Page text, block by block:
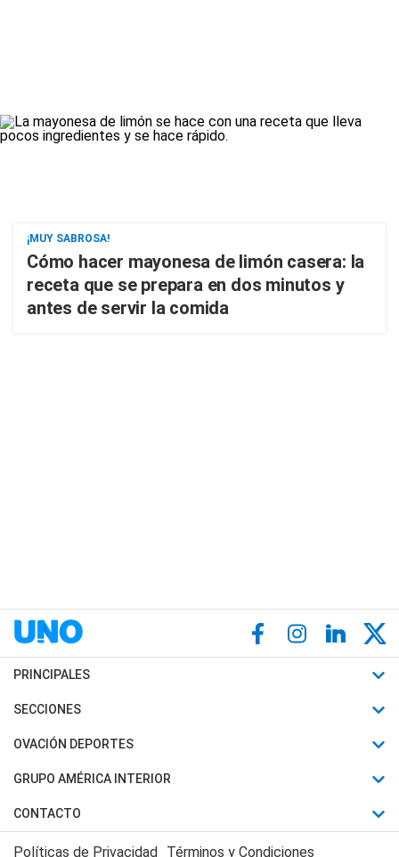
¡MUY SABROSA!
Cómo hacer mayonesa de limón casera: la
receta que se prepara en dos minutos y
antes de servir la comida
PRINCIPALES
Últimas Noticias
Política
Judiciales
Economia
SECCIONES
Horóscopo
Motores
Trucos caseros
OVACIÓN DEPORTES
Fútbol
Mundial
Automovilismo
GRUPO AMÉRICA INTERIOR
Canal 7 en Vivo
CONTACTO
Acerca de Nosotros
Políticas de Privacidad Términos y Condiciones